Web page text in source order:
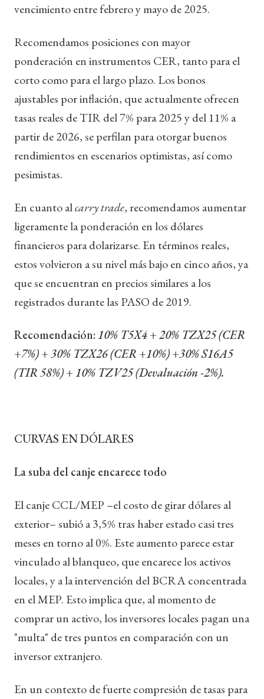
vencimiento entre febrero y mayo de 2025.
Recomendamos posiciones con mayor
ponderación en instrumentos CER, tanto para el
corto como para el largo plazo. Los bonos
ajustables por inflación, que actualmente ofrecen
tasas reales de TIR del 7% para 2025 y del 11% a
partir de 2026, se perfilan para otorgar buenos
rendimientos en escenarios optimistas, así como
pesimistas.
En cuanto alcarry trade, recomendamos aumentar
ligeramente la ponderación en los dólares
financieros para dolarizarse. En términos reales,
estos volvieron a su nivel más bajo en cinco años, ya
que se encuentran en precios similares a los
registrados durante las PASO de 2019.
Recomendación:10% T5X4 + 20% TZX25 (CER
+7%) + 30% TZX26 (CER +10%) +30% S16A5
(TIR 58%) + 10% TZV25 (Devaluación -2%).
CURVAS EN DÓLARES
La suba del canje encarece todo
El canje CCL/MEP –el costo de girar dólares al
exterior– subió a 3,5% tras haber estado casi tres
meses en torno al 0%. Este aumento parece estar
vinculado al blanqueo, que encarece los activos
locales, y a la intervención del BCRA concentrada
en el MEP. Esto implica que, al momento de
comprar un activo, los inversores locales pagan una
"multa" de tres puntos en comparación con un
inversor extranjero.
En un contexto de fuerte compresión de tasas para